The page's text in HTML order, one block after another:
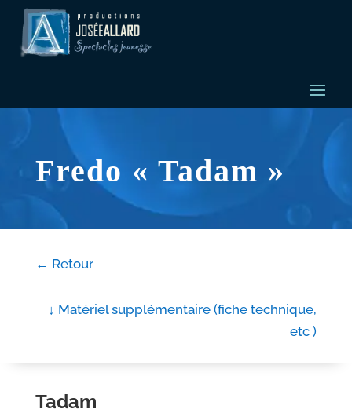
Fredo « Tadam »
← Retour
↓ Matériel supplémentaire (fiche technique,
etc )
Tadam